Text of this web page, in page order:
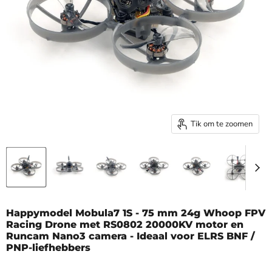
Tik om te zoomen
Happymodel Mobula7 1S - 75 mm 24g Whoop FPV
Racing Drone met RS0802 20000KV motor en
Runcam Nano3 camera - Ideaal voor ELRS BNF /
PNP-liefhebbers